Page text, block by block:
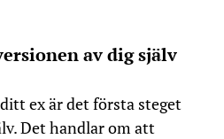
av dig själv
ex är det första steget
Det handlar om att